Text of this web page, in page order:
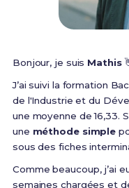
Bonjour, je suis Mathis
J’ai suivi la formation
de l'Industrie et du
une moyenne de 16,33.
une méthode simple
sous des fiches
Comme beaucoup, j’ai
semaines chargées et